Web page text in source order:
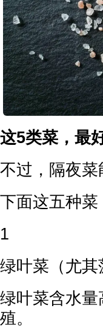
这5类菜，最
不过，隔夜
下面这五种菜
1
绿叶菜（尤其
绿叶菜含水
殖。